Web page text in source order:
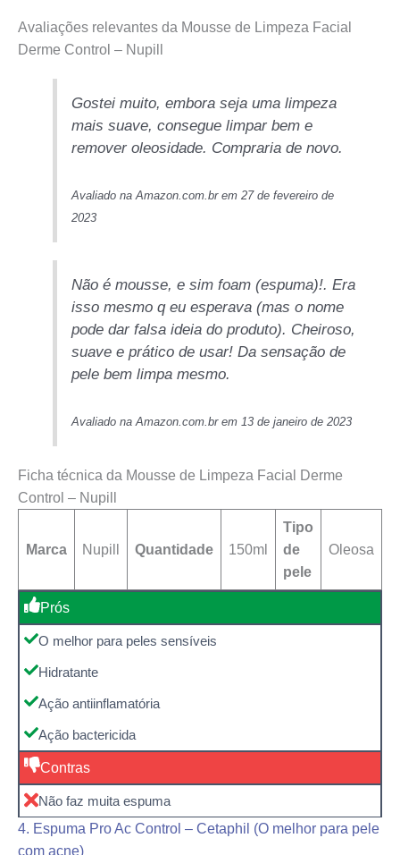
Avaliações relevantes da Mousse de Limpeza Facial
Derme Control – Nupill
Gostei muito, embora seja uma limpeza
mais suave, consegue limpar bem e
remover oleosidade. Compraria de novo.
Avaliado na Amazon.com.br em 27 de fevereiro de
2023
Não é mousse, e sim foam (espuma)!. Era
isso mesmo q eu esperava (mas o nome
pode dar falsa ideia do produto). Cheiroso,
suave e prático de usar! Da sensação de
pele bem limpa mesmo.
Avaliado na Amazon.com.br em 13 de janeiro de 2023
Ficha técnica da Mousse de Limpeza Facial Derme
Control – Nupill
Marca Nupill Quantidade 150ml
Tipo
de
pele
Oleosa
Prós
O melhor para peles sensíveis
Hidratante
Ação antiinflamatória
Ação bactericida
Contras
Não faz muita espuma
4. Espuma Pro Ac Control – Cetaphil (O melhor para pele
com acne)